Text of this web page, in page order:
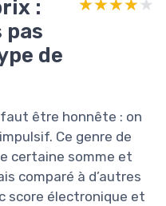
:
pas
de
★★★★★
★★★★★
être honnête : on
Ce genre de
certaine somme et
comparé à d’autres
score électronique et